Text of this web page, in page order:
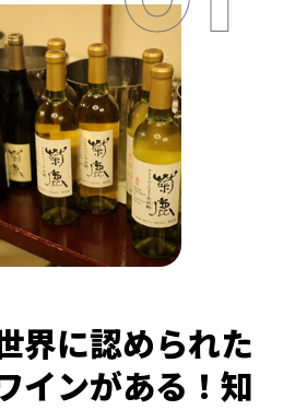
界に認められた
インがある！知